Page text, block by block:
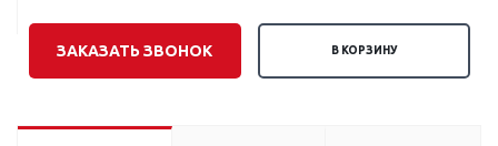
ЗАКАЗАТЬ ЗВОНОК В КОРЗИНУ